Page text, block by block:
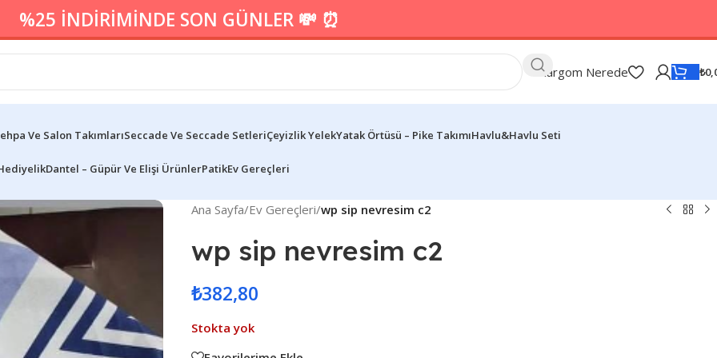
%25 İNDİRİMİNDE SON GÜNLER 💸 ⏰
Kargom Nerede ₺
Ve Salon TakımlarıSeccade Ve Seccade SetleriÇeyizlik YelekYatak Örtüsü – Pike TakımıHavlu&Havlu Seti
Dantel – Güpür Ve Elişi ÜrünlerPatikEv Gereçleri
Ana Sayfa/Ev Gereçleri/wp sip nevresim c2
wp sip nevresim c2
₺382,80
Stokta yok